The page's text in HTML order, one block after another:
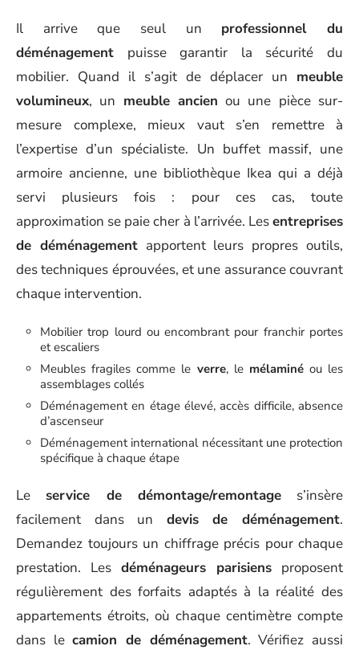
Il arrive que seul un professionnel du
déménagement puisse garantir la sécurité du
mobilier. Quand il s’agit de déplacer un meuble
volumineux, un meuble ancien ou une pièce sur-
mesure complexe, mieux vaut s’en remettre à
l’expertise d’un spécialiste. Un buffet massif, une
armoire ancienne, une bibliothèque Ikea qui a déjà
servi plusieurs fois : pour ces cas, toute
approximation se paie cher à l’arrivée. Lesentreprises
de déménagementapportent leurs propres outils,
des techniques éprouvées, et une assurance couvrant
chaque intervention.
Mobilier trop lourd ou encombrant pour franchir portes
et escaliers
Meubles fragiles comme le verre, le mélaminéou les
assemblages collés
Déménagement en étage élevé, accès difficile, absence
d’ascenseur
Déménagement international nécessitant une protection
spécifique à chaque étape
Le service de démontage/remontages’insère
facilement dans un devis de déménagement.
Demandez toujours un chiffrage précis pour chaque
prestation. Les déménageurs parisiens proposent
régulièrement des forfaits adaptés à la réalité des
appartements étroits, où chaque centimètre compte
dans lecamion de déménagement. Vérifiez aussi